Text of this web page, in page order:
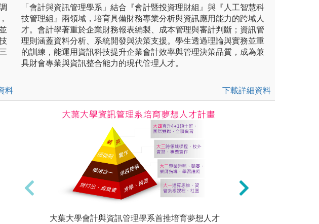
料
「會計與資訊管理學系」結合『會計暨投資理財組』與『人工智慧科
技管理組』兩領域，培育具備財務專業分析與資訊應用能力的跨域人
才。會計學著重於企業財務報表編製、成本管理與審計判斷；資訊管
理則涵蓋資料分析、系統開發與決策支援。學生透過理論與實務並重
的訓練，能運用資訊科技提升企業會計效率與管理決策品質，成為兼
具財會專業與資訊整合能力的現代管理人才。
下載詳細資料
程式開發: 透過本系專業必選修課程的訓練，從大
大葉大學會計與資訊管理學系首推培育夢想人才